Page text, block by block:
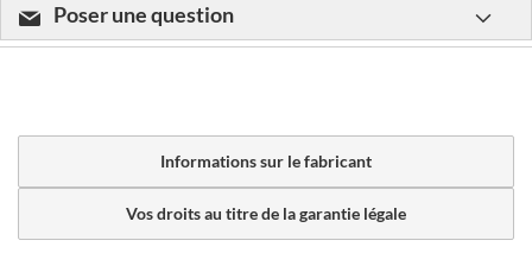
Poser une question
Informations sur le fabricant
Vos droits au titre de la garantie légale